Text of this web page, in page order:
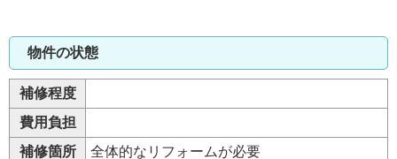
物件の状態
補修程度
費用負担
補修箇所
全体的なリフォームが必要